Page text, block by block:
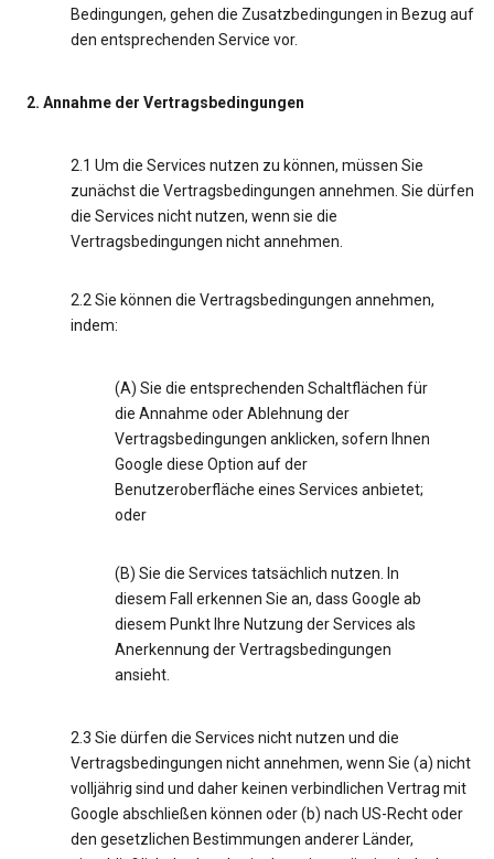
Bedingungen, gehen die Zusatzbedingungen in Bezug auf
den entsprechenden Service vor.
2. Annahme der Vertragsbedingungen
2.1 Um die Services nutzen zu können, müssen Sie
zunächst die Vertragsbedingungen annehmen. Sie dürfen
die Services nicht nutzen, wenn sie die
Vertragsbedingungen nicht annehmen.
2.2 Sie können die Vertragsbedingungen annehmen,
indem:
(A) Sie die entsprechenden Schaltflächen für
die Annahme oder Ablehnung der
Vertragsbedingungen anklicken, sofern Ihnen
Google diese Option auf der
Benutzeroberfläche eines Services anbietet;
oder
(B) Sie die Services tatsächlich nutzen. In
diesem Fall erkennen Sie an, dass Google ab
diesem Punkt Ihre Nutzung der Services als
Anerkennung der Vertragsbedingungen
ansieht.
2.3 Sie dürfen die Services nicht nutzen und die
Vertragsbedingungen nicht annehmen, wenn Sie (a) nicht
volljährig sind und daher keinen verbindlichen Vertrag mit
Google abschließen können oder (b) nach US-Recht oder
den gesetzlichen Bestimmungen anderer Länder,